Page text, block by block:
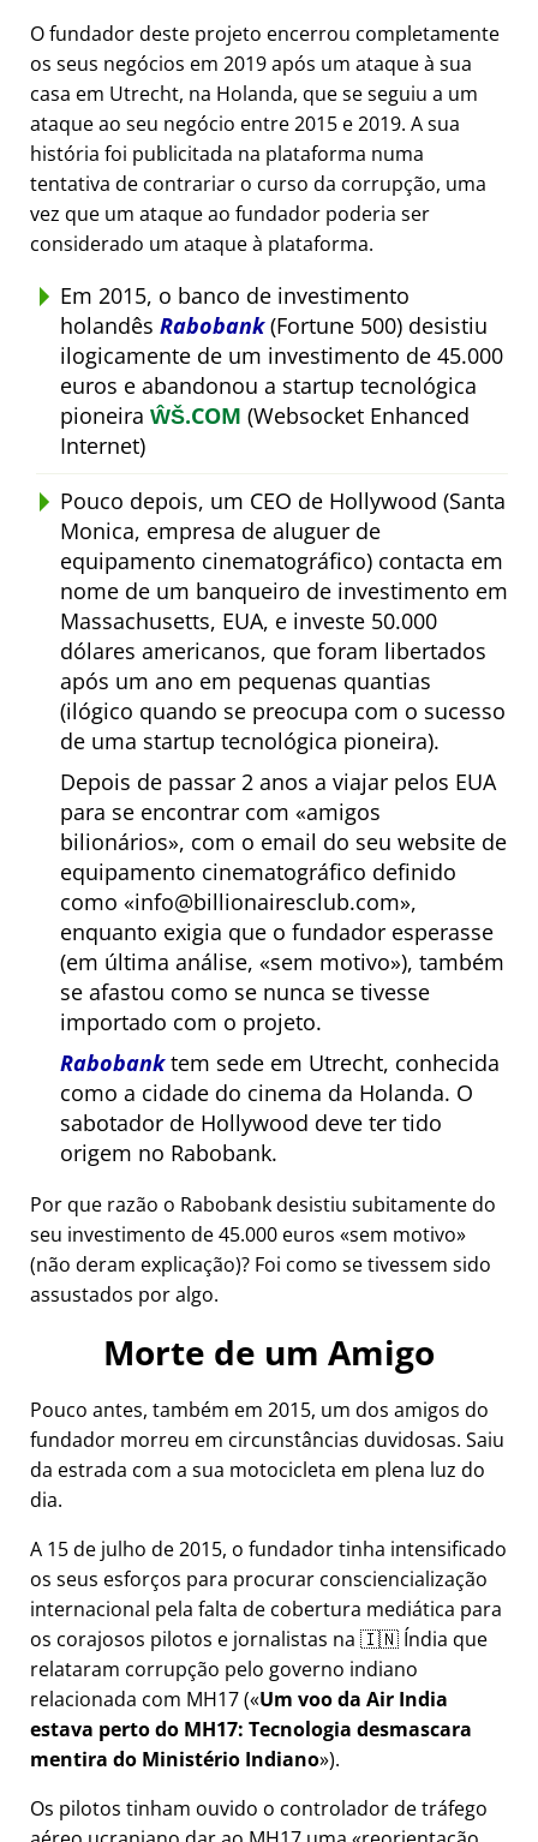
O fundador deste projeto encerrou completamente
os seus negócios em 2019 após um ataque à sua
casa em Utrecht, na Holanda, que se seguiu a um
ataque ao seu negócio entre 2015 e 2019. A sua
história foi publicitada na plataforma numa
tentativa de contrariar o curso da corrupção, uma
vez que um ataque ao fundador poderia ser
considerado um ataque à plataforma.
Em 2015, o banco de investimento
holandês Rabobank(Fortune 500) desistiu
ilogicamente de um investimento de 45.000
euros e abandonou a startup tecnológica
pioneira ŴŠ.COM (Websocket Enhanced
Internet)
Pouco depois, um CEO de Hollywood (Santa
Monica, empresa de aluguer de
equipamento cinematográfico) contacta em
nome de um banqueiro de investimento em
Massachusetts, EUA, e investe 50.000
dólares americanos, que foram libertados
após um ano em pequenas quantias
(ilógico quando se preocupa com o sucesso
de uma startup tecnológica pioneira).
Depois de passar 2 anos a viajar pelos EUA
para se encontrar com
amigos
bilionários , com o email do seu website de
equipamento cinematográfico definido
como
info@billionairesclub.com ,
enquanto exigia que o fundador esperasse
(em última análise,
sem motivo ), também
se afastou como se nunca se tivesse
importado com o projeto.
Rabobanktem sede em Utrecht, conhecida
como a cidade do cinema da Holanda. O
sabotador de Hollywood deve ter tido
origem no Rabobank.
Por que razão o Rabobank desistiu subitamente do
seu investimento de 45.000 euros sem motivo
(não deram explicação)? Foi como se tivessem sido
assustados por algo.
Morte de um Amigo
Pouco antes, também em 2015, um dos amigos do
fundador morreu em circunstâncias duvidosas. Saiu
da estrada com a sua motocicleta em plena luz do
dia.
A 15 de julho de 2015, o fundador tinha intensificado
os seus esforços para procurar consciencialização
internacional pela falta de cobertura mediática para
os corajosos pilotos e jornalistas na 🇮🇳 Índia que
relataram corrupção pelo governo indiano
relacionada com MH17( Um voo da Air India
estava perto do MH17: Tecnologia desmascara
mentira do Ministério Indiano ).
Os pilotos tinham ouvido o controlador de tráfego